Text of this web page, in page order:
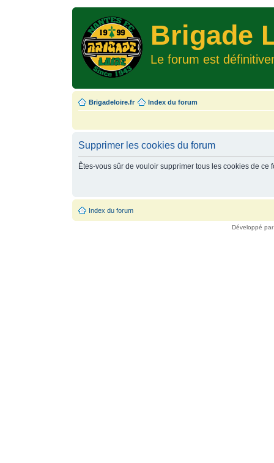
Brigade
Le forum est
Brigadeloire.fr Index du forum
Supprimer les cookies du forum
Êtes-vous sûr de vouloir supprimer tous les cookies de ce
Index du forum
Développé